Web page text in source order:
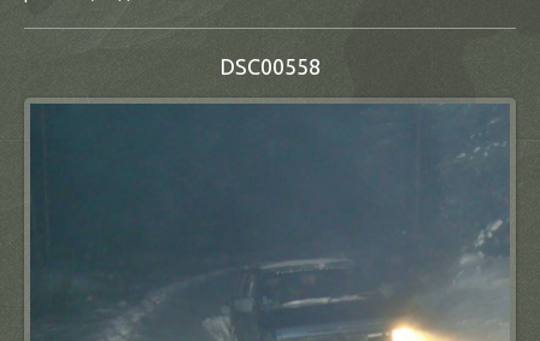
DSC00558